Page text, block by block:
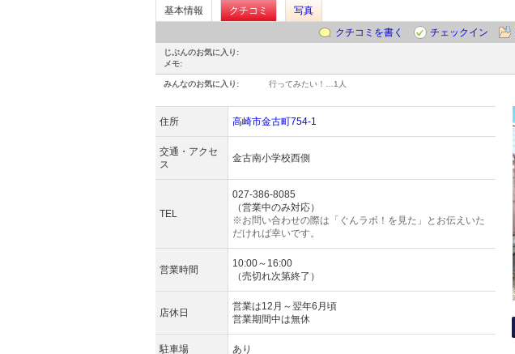
基本情報 クチコミ
写真
クチコミを書く
チェックイン
じぶんのお気に入り:
メモ:
みんなのお気に入り: 行ってみたい！… 1人
住所 高崎市金古町754-1
交通・アクセ
ス
金古南小学校西側
TEL
027-386-8085
（営業中のみ対応）
※お問い合わせの際は「ぐんラボ！を見た」とお伝えいた
だければ幸いです。
営業時間
10:00～16:00
（売切れ次第終了）
店休日
営業は12月～翌年6月頃
営業期間中は無休
駐車場 あり